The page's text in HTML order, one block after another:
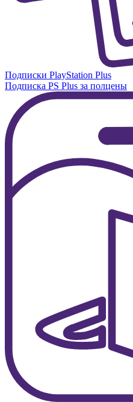
Подписки PlayStation Plus
Подписка PS Plus за полцены